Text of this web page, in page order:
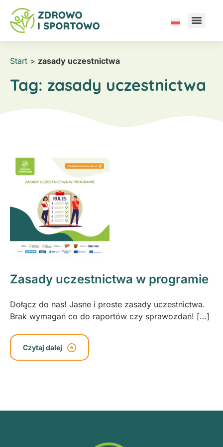
Start > zasady uczestnictwa
Tag: zasady uczestnictwa
Zasady uczestnictwa w programie
Dołącz do nas! Jasne i proste zasady uczestnictwa.
Brak wymagań co do raportów czy sprawozdań! […]
Czytaj dalej